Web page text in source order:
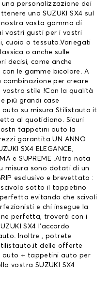
personalizzazione dei
una SUZUKI SX4 sul
vasta gamma di
vostri gusti per i vostri
cuoio o tessuto.Variegati
o anche sulle
decisi, come anche
le gamme bicolore. A
per creare
stile !Con la qualità
più grandi case
su misura Stilistauto.it
al quotidiano. Sicuri
tappetini auto la
garantita UN ANNO
SX4 ELEGANCE,
e SUPREME .Altra nota
misura sono dotati di un
esclusivo e brevettato :
sotto il tappetino
evitando che scivoli
e chi insegue la
perfetta, troverà con i
SX4 l’accordo
Inoltre , potrete
delle offerte
auto + tappetini auto per
vostra SUZUKI SX4